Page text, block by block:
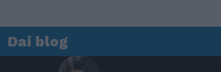
Dai blog